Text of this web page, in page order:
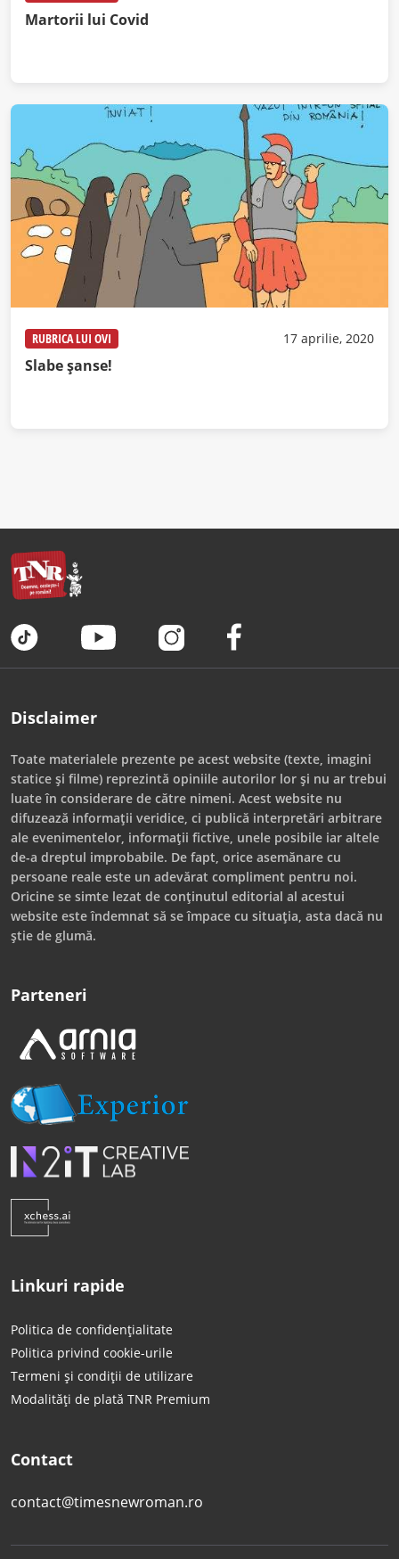
Martorii lui Covid
RUBRICA LUI OVI 17 aprilie, 2020
Slabe şanse!
Disclaimer
Toate materialele prezente pe acest website (texte, imagini
statice și filme) reprezintă opiniile autorilor lor și nu ar trebui
luate în considerare de către nimeni. Acest website nu
difuzează informații veridice, ci publică interpretări arbitrare
ale evenimentelor, informații fictive, unele posibile iar altele
de-a dreptul improbabile. De fapt, orice asemănare cu
persoane reale este un adevărat compliment pentru noi.
Oricine se simte lezat de conținutul editorial al acestui
website este îndemnat să se împace cu situația, asta dacă nu
știe de glumă.
Parteneri
Linkuri rapide
Politica de confidențialitate
Politica privind cookie-urile
Termeni și condiții de utilizare
Modalități de plată TNR Premium
Contact
contact@timesnewroman.ro